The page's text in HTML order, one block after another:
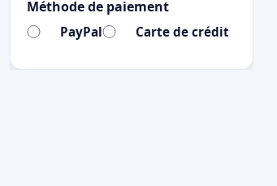
Méthode de paiement
PayPal Carte de crédit